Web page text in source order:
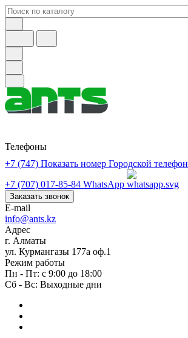
Телефоны
+7 (747) Показать номер Городской телефон
+7 (707) 017-85-84 WhatsApp
Заказать звонок
E-mail
info@ants.kz
Адрес
г. Алматы
ул. Курмангазы 177а оф.1
Режим работы
Пн - Пт: с 9:00 до 18:00
Сб - Вс: Выходные дни